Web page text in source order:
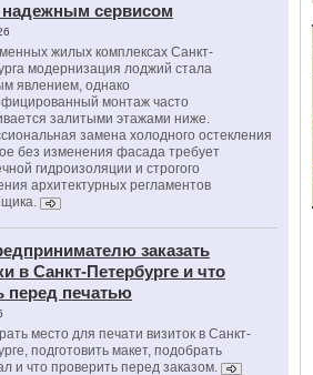
сервисом
жилых комплексах Санкт-
модернизация лоджий стала
явлением, однако
монтаж часто
залитыми этажами ниже.
замена холодного остекления
без изменения фасада требует
гидроизоляции и строгого
архитектурных регламентов
заказать
в Санкт-Петербурге и что
перед печатью
место для печати визиток в Санкт-
подготовить макет, подобрать
и что проверить перед заказом.